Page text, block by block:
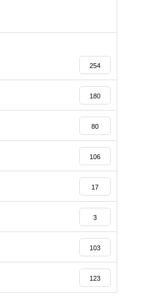
254
180
80
106
17
3
103
123